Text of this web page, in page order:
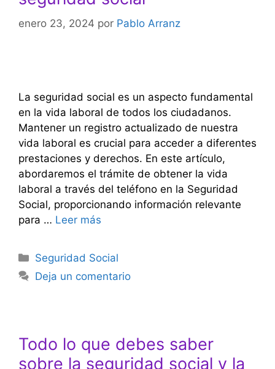
enero 23, 2024 por Pablo Arranz
La seguridad social es un aspecto fundamental
en la vida laboral de todos los ciudadanos.
Mantener un registro actualizado de nuestra
vida laboral es crucial para acceder a diferentes
prestaciones y derechos. En este artículo,
abordaremos el trámite de obtener la vida
laboral a través del teléfono en la Seguridad
Social, proporcionando información relevante
para … Leer más
Categorías
Seguridad Social
Deja un comentario
Todo lo que debes saber
sobre la seguridad social y la